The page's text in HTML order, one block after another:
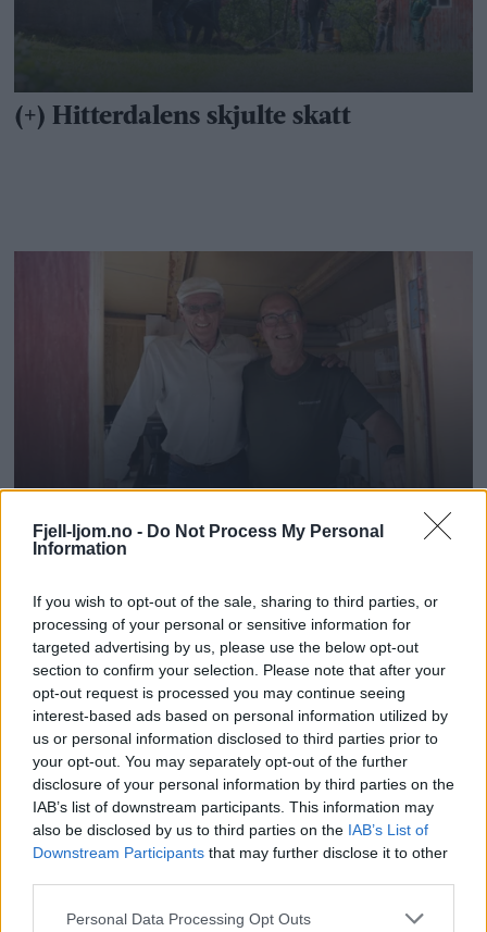
Fjell-ljom.no - Do Not Process My Personal
Information
If you wish to opt-out of the sale, sharing to third parties, or
processing of your personal or sensitive information for
targeted advertising by us, please use the below opt-out
section to confirm your selection. Please note that after your
opt-out request is processed you may continue seeing
interest-based ads based on personal information utilized by
us or personal information disclosed to third parties prior to
your opt-out. You may separately opt-out of the further
disclosure of your personal information by third parties on the
IAB’s list of downstream participants. This information may
also be disclosed by us to third parties on the IAB’s List of
Downstream Participants that may further disclose it to other
Personal Data Processing Opt Outs